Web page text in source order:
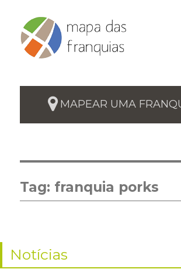
MAPEAR UMA
Tag: franquia porks
Notícias